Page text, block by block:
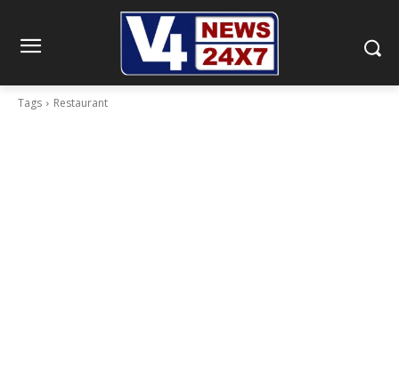
Tags Restaurant